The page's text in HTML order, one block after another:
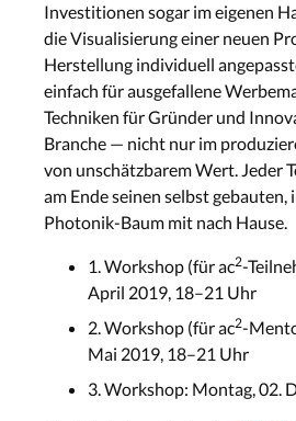
Investitionen sogar im eigenen
die Visualisierung einer neuen
Herstellung individuell
einfach für ausgefallene
Techniken für Gründer und
Branche — nicht nur im
von unschätzbarem Wert. Jeder
am Ende seinen selbst
Photonik-Baum mit nach Hause.
1. Workshop (für ac2-
April 2019, 18–21 Uhr
2. Workshop (für ac2-
Mai 2019, 18–21 Uhr
3. Workshop: Montag, 02.